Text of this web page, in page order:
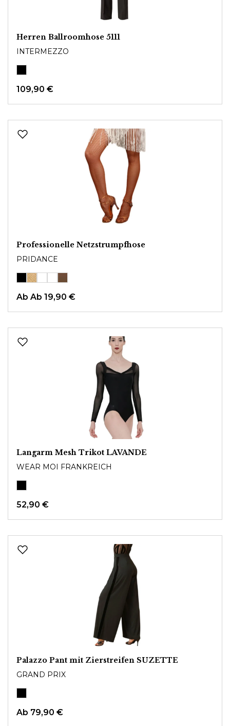
Herren Ballroomhose 5111
INTERMEZZO
109,90 €
Professionelle Netzstrumpfhose
PRIDANCE
Ab Ab 19,90 €
Langarm Mesh Trikot LAVANDE
WEAR MOI FRANKREICH
52,90 €
Palazzo Pant mit Zierstreifen SUZETTE
GRAND PRIX
Ab 79,90 €